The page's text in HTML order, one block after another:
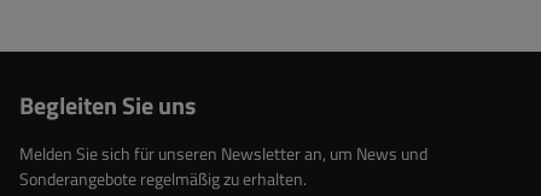
Begleiten Sie uns
Melden Sie sich für unseren Newsletter an, um News und
Sonderangebote regelmäßig zu erhalten.